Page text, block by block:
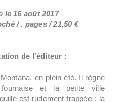
le 16 août 2017
/ . pages / 21,50 €
de l'éditeur :
en plein été. Il règne
et la petite ville
est rudement frappée : la